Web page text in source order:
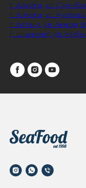
г. Алматы, ул.
г. Алматы, ул.
г. Астана, ул. Акжол,
г. Шымкент, ул.